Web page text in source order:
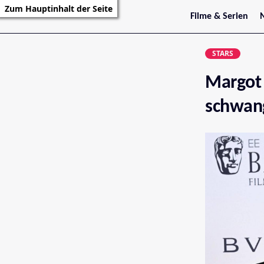
Zum Hauptinhalt der Seite
Filme & Serien
Trailer
Filmarchiv
STARS